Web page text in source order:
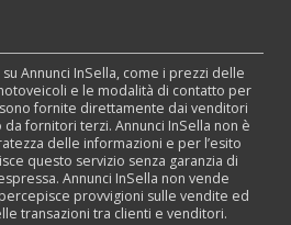
Annunci InSella, come i prezzi delle
e le modalità di contatto per
fornite direttamente dai venditori
fornitori terzi. Annunci InSella non è
delle informazioni e per l’esito
questo servizio senza garanzia di
Annunci InSella non vende
provvigioni sulle vendite ed
transazioni tra clienti e venditori.